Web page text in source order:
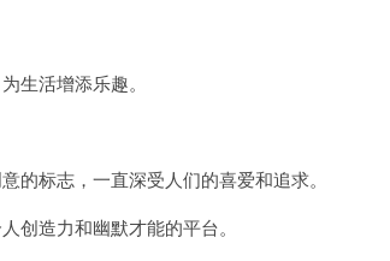
活增添乐趣。
标志，一直深受人们的喜爱和追求。
造力和幽默才能的平台。